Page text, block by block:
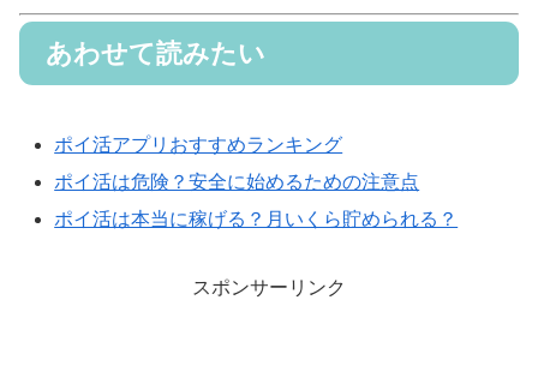
あわせて読みたい
ポイ活アプリおすすめランキング
ポイ活は危険？安全に始めるための注意点
ポイ活は本当に稼げる？月いくら貯められる？
スポンサーリンク